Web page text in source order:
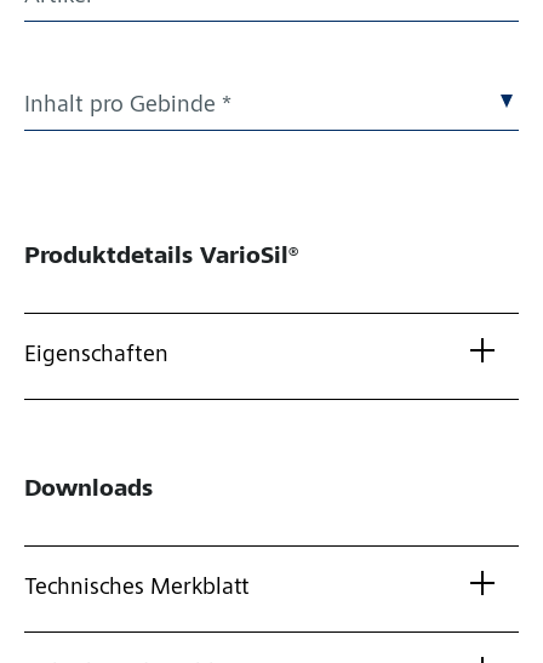
Inhalt pro Gebinde *
Produktdetails VarioSil®
Eigenschaften
Downloads
Technisches Merkblatt